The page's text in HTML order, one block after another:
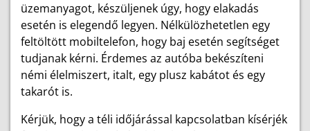
üzemanyagot, készüljenek úgy, hogy elakadás
esetén is elegendő legyen. Nélkülözhetetlen egy
feltöltött mobiltelefon, hogy baj esetén segítséget
tudjanak kérni. Érdemes az autóba bekészíteni
némi élelmiszert, italt, egy plusz kabátot és egy
takarót is.
Kérjük, hogy a téli időjárással kapcsolatban kísérjék